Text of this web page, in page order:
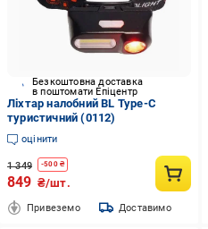
Безкоштовна доставка
в поштомати Епіцентр
Ліхтар налобний BL Type-C
туристичний (0112)
оцінити
1 349 -500₴
849 ₴/шт.
Привеземо Доставимо